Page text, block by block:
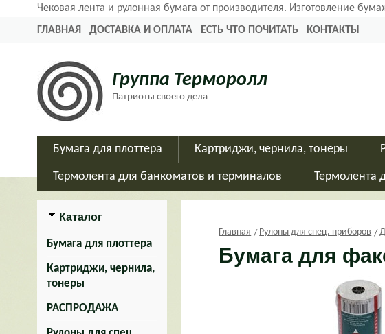
Чековая лента и рулонная бумага от производителя. Изготовление
ГЛАВНАЯ
ДОСТАВКА И ОПЛАТА ЕСТЬ ЧТО ПОЧИТАТЬ КОНТАКТЫ
Группа Терморолл
Патриоты своего дела
Бумага для плоттера Картриджи, чернила, тонеры
Термолента для банкоматов и терминалов Термолента
Каталог
Бумага для плоттера
Картриджи, чернила,
тонеры
РАСПРОДАЖА
Главная Рулоны для спец. приборов
Бумага для